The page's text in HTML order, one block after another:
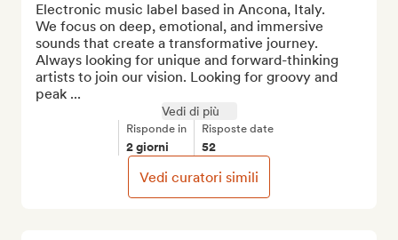
Electronic music label based in Ancona, Italy.
We focus on deep, emotional, and immersive
sounds that create a transformative journey.
Always looking for unique and forward-thinking
artists to join our vision. Looking for groovy and
peak ...
Vedi di più
Risponde in
2 giorni
Risposte date
52
Vedi curatori simili